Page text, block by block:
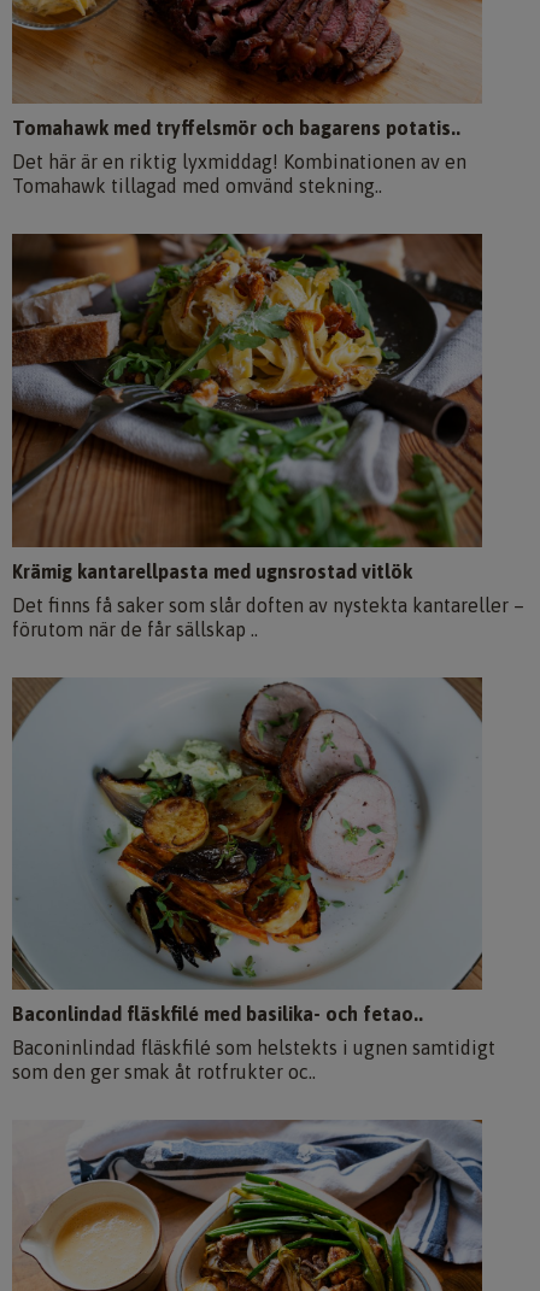
Tomahawk med tryffelsmör och bagarens potatis..
Det här är en riktig lyxmiddag! Kombinationen av en
Tomahawk tillagad med omvänd stekning..
Krämig kantarellpasta med ugnsrostad vitlök
Det finns få saker som slår doften av nystekta kantareller –
förutom när de får sällskap ..
Baconlindad fläskfilé med basilika- och fetao..
Baconinlindad fläskfilé som helstekts i ugnen samtidigt
som den ger smak åt rotfrukter oc..